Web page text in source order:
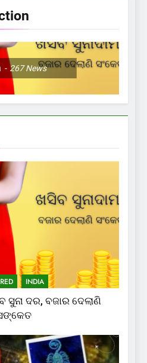
267News
INDIA
ଦର, ବଜାର ଦେଲାଣି